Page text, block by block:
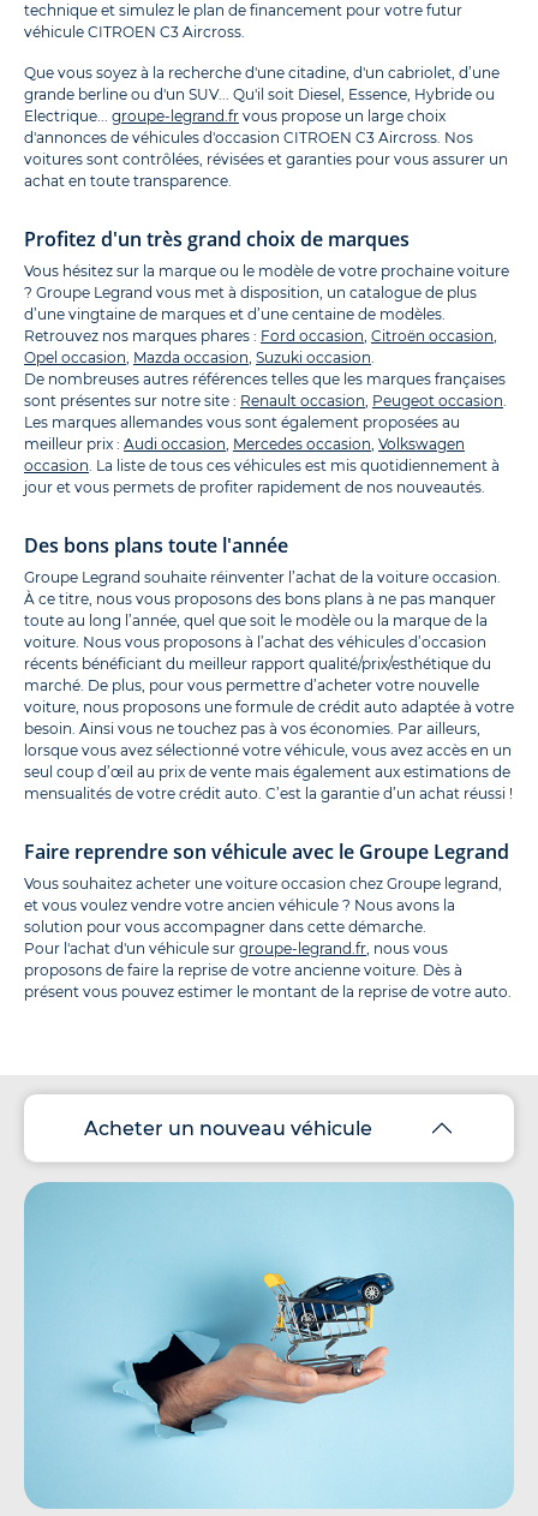
technique et simulez le plan de financement pour votre futur
véhicule CITROEN C3 Aircross.
Que vous soyez à la recherche d'une citadine, d'un cabriolet, d’une
grande berline ou d'un SUV... Qu'il soit Diesel, Essence, Hybride ou
Electrique... groupe-legrand.fr vous propose un large choix
d'annonces de véhicules d'occasion CITROEN C3 Aircross. Nos
voitures sont contrôlées, révisées et garanties pour vous assurer un
achat en toute transparence.
Profitez d'un très grand choix de marques
Vous hésitez sur la marque ou le modèle de votre prochaine voiture
? Groupe Legrand vous met à disposition, un catalogue de plus
d’une vingtaine de marques et d’une centaine de modèles.
Retrouvez nos marques phares : Ford occasion, Citroën occasion,
Opel occasion, Mazda occasion, Suzuki occasion.
De nombreuses autres références telles que les marques françaises
sont présentes sur notre site : Renault occasion, Peugeot occasion.
Les marques allemandes vous sont également proposées au
meilleur prix : Audi occasion, Mercedes occasion, Volkswagen
occasion. La liste de tous ces véhicules est mis quotidiennement à
jour et vous permets de profiter rapidement de nos nouveautés.
Des bons plans toute l'année
Groupe Legrand souhaite réinventer l’achat de la voiture occasion.
À ce titre, nous vous proposons des bons plans à ne pas manquer
toute au long l’année, quel que soit le modèle ou la marque de la
voiture. Nous vous proposons à l’achat des véhicules d’occasion
récents bénéficiant du meilleur rapport qualité/prix/esthétique du
marché. De plus, pour vous permettre d’acheter votre nouvelle
voiture, nous proposons une formule de crédit auto adaptée à votre
besoin. Ainsi vous ne touchez pas à vos économies. Par ailleurs,
lorsque vous avez sélectionné votre véhicule, vous avez accès en un
seul coup d’œil au prix de vente mais également aux estimations de
mensualités de votre crédit auto. C’est la garantie d’un achat réussi !
Faire reprendre son véhicule avec le Groupe Legrand
Vous souhaitez acheter une voiture occasion chez Groupe legrand,
et vous voulez vendre votre ancien véhicule ? Nous avons la
solution pour vous accompagner dans cette démarche.
Pour l'achat d'un véhicule sur groupe-legrand.fr, nous vous
proposons de faire la reprise de votre ancienne voiture. Dès à
présent vous pouvez estimer le montant de la reprise de votre auto.
Acheter un nouveau véhicule